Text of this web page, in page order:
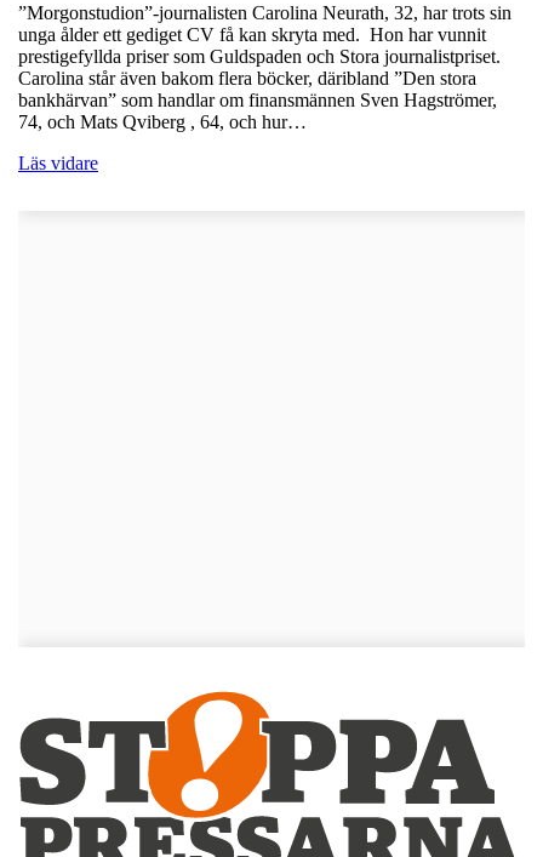
”Morgonstudion”-journalisten Carolina Neurath, 32, har trots sin
unga ålder ett gediget CV få kan skryta med. Hon har vunnit
prestigefyllda priser som Guldspaden och Stora journalistpriset.
Carolina står även bakom flera böcker, däribland ”Den stora
bankhärvan” som handlar om finansmännen Sven Hagströmer,
74, och Mats Qviberg , 64, och hur…
Läs vidare